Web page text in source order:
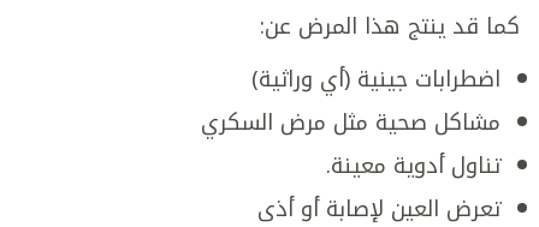
كما قد ينتج هذا المرض عن:
اضطرابات جينية (أي وراثية)
مشاكل صحية مثل مرض السكري
تناول أدوية معينة.
تعرض العين لإصابة أو أذى